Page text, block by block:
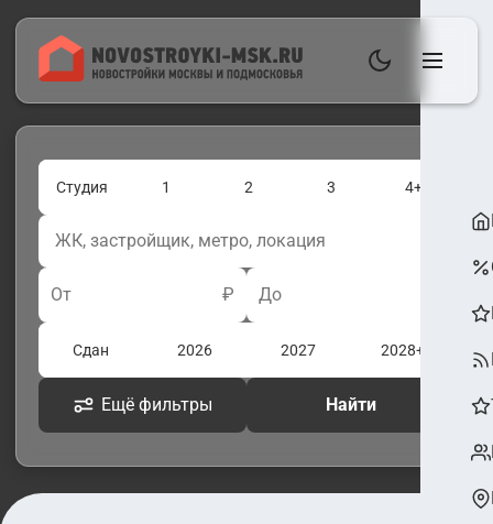
Студия 1 2 3 4+
От ₽ До
Сдан 2026 2027 2028+
Ещё фильтры Найти